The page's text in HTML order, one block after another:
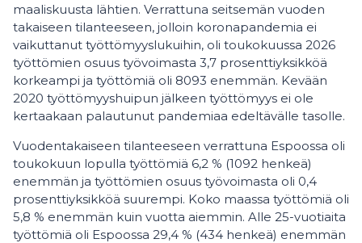
maaliskuusta lähtien. Verrattuna seitsemän vuoden
takaiseen tilanteeseen, jolloin koronapandemia ei
vaikuttanut työttömyyslukuihin, oli toukokuussa 2026
työttömien osuus työvoimasta 3,7 prosenttiyksikköä
korkeampi ja työttömiä oli 8093 enemmän. Kevään
2020 työttömyyshuipun jälkeen työttömyys ei ole
kertaakaan palautunut pandemiaa edeltävälle tasolle.
Vuodentakaiseen tilanteeseen verrattuna Espoossa oli
toukokuun lopulla työttömiä 6,2 % (1092 henkeä)
enemmän ja työttömien osuus työvoimasta oli 0,4
prosenttiyksikköä suurempi. Koko maassa työttömiä oli
5,8 % enemmän kuin vuotta aiemmin. Alle 25-vuotiaita
työttömiä oli Espoossa 29,4 % (434 henkeä) enemmän